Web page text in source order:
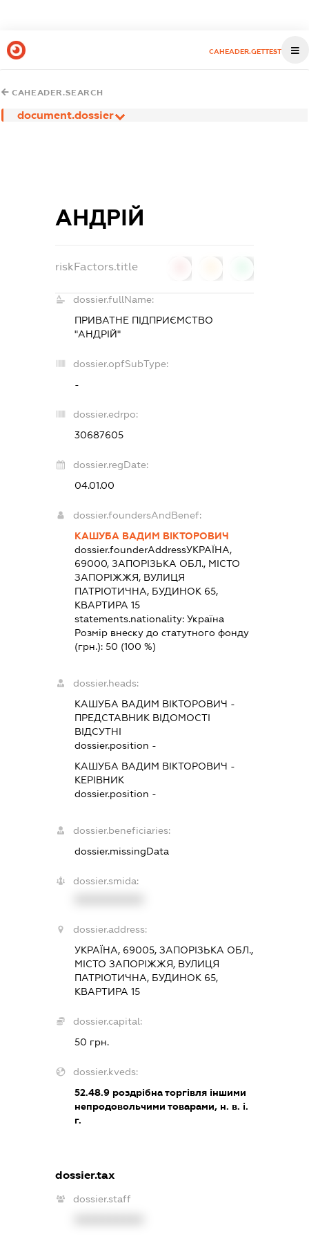
CAHEADER.GETTEST
CAHEADER.SEARCH
document.dossier
АНДРІЙ
riskFactors.title
dossier.fullName:
ПРИВАТНЕ ПІДПРИЄМСТВО
"АНДРІЙ"
dossier.opfSubType:
-
dossier.edrpo:
30687605
dossier.regDate:
04.01.00
dossier.foundersAndBenef:
КАШУБА ВАДИМ ВІКТОРОВИЧ
dossier.founderAddressУКРАЇНА,
69000, ЗАПОРІЗЬКА ОБЛ., МІСТО
ЗАПОРІЖЖЯ, ВУЛИЦЯ
ПАТРІОТИЧНА, БУДИНОК 65,
КВАРТИРА 15
statements.nationality: Україна
Розмір внеску до статутного фонду
(грн.): 50 (100 %)
dossier.heads:
КАШУБА ВАДИМ ВІКТОРОВИЧ -
ПРЕДСТАВНИКВІДОМОСТІ
ВІДСУТНІ
dossier.position -
КАШУБА ВАДИМ ВІКТОРОВИЧ -
КЕРІВНИК
dossier.position -
dossier.beneficiaries:
dossier.missingData
dossier.smida:
dossier.address:
УКРАЇНА, 69005, ЗАПОРІЗЬКА ОБЛ.,
МІСТО ЗАПОРІЖЖЯ, ВУЛИЦЯ
ПАТРІОТИЧНА, БУДИНОК 65,
КВАРТИРА 15
dossier.capital:
50 грн.
dossier.kveds:
52.48.9роздрібна торгівля іншими
непродовольчими товарами, н. в. і.
г.
dossier.tax
dossier.staff